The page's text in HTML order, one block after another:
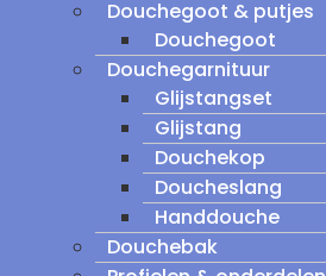
Douchegoot & putjes
Douchegoot
Douchegarnituur
Glijstangset
Glijstang
Douchekop
Doucheslang
Handdouche
Douchebak